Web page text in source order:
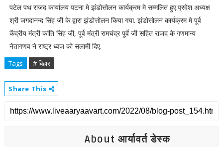
पटेल पथ राजद कार्यालय पटना मे झंडोत्तोलन कार्यक्रम मे सम्मलित हुए.प्रदेश अध्यक्ष
श्री जगदानन्द सिंह जी के द्वारा झंडोत्तोलन किया गया. झंडोत्तोलन कार्यक्रम मे पूर्व
केंद्रीय मंत्री कांति सिंह जी, पूर्व मंत्री रामचंद्र पूर्वे जी सहित राजद के गणमान्य
नेतागणव ने राष्ट्र ध्वज को सलामी दिए.
Tags # बिहार
Share This
About आर्यावर्त डेस्क